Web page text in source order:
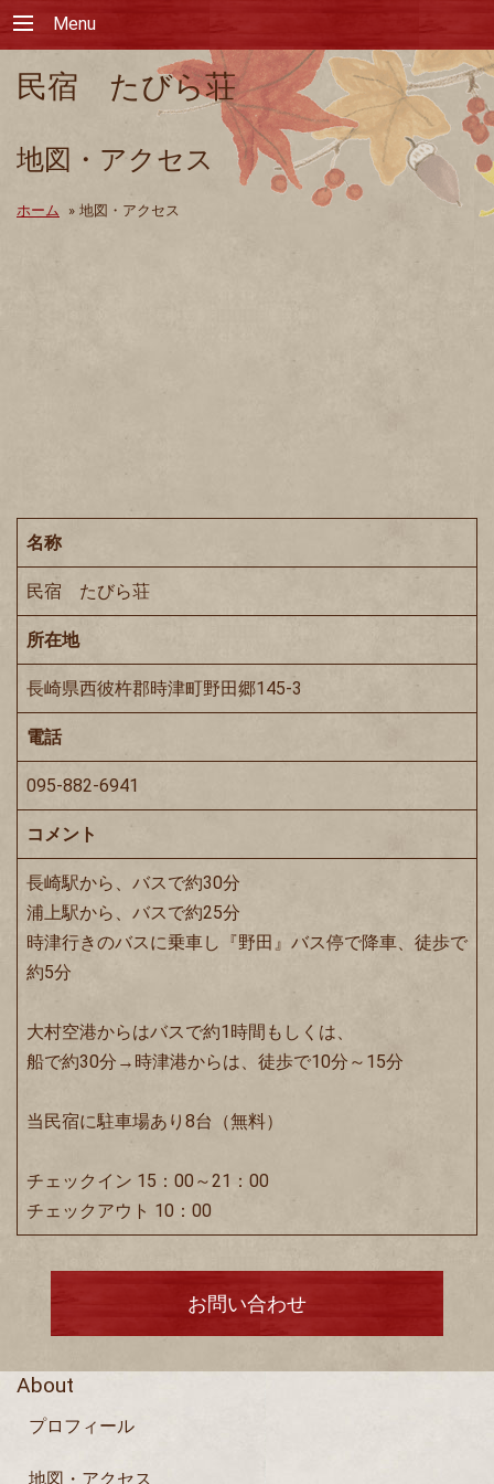
Menu
民宿 たびら荘
地図・アクセス
ホーム » 地図・アクセス
名称
民宿 たびら荘
所在地
長崎県西彼杵郡時津町野田郷145-3
電話
095-882-6941
コメント
長崎駅から、バスで約30分
浦上駅から、バスで約25分
時津行きのバスに乗車し『野田』バス停で降車、徒歩で
約5分
大村空港からはバスで約1時間もしくは、
船で約30分→時津港からは、徒歩で10分～15分
当民宿に駐車場あり8台（無料）
チェックイン 15：00～21：00
チェックアウト 10：00
お問い合わせ
About
プロフィール
地図・アクセス